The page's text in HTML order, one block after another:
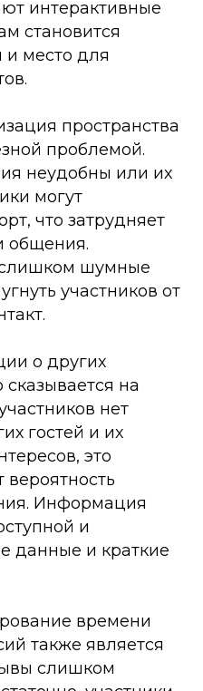
интерактивные
становится
место для
пространства
проблемой.
неудобны или их
могут
что затрудняет
общения.
шумные
участников от
о других
сказывается на
нет
гостей и их
это
Информация
и
данные и краткие
времени
также является
слишком